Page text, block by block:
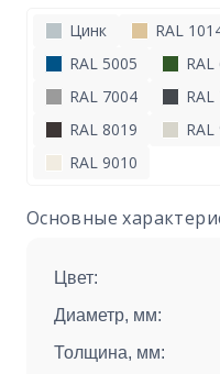
Цинк RAL
RAL 5005
RAL 7004
RAL 8019
RAL 9010
Основные
Цвет:
Диаметр, мм:
Толщина, мм: